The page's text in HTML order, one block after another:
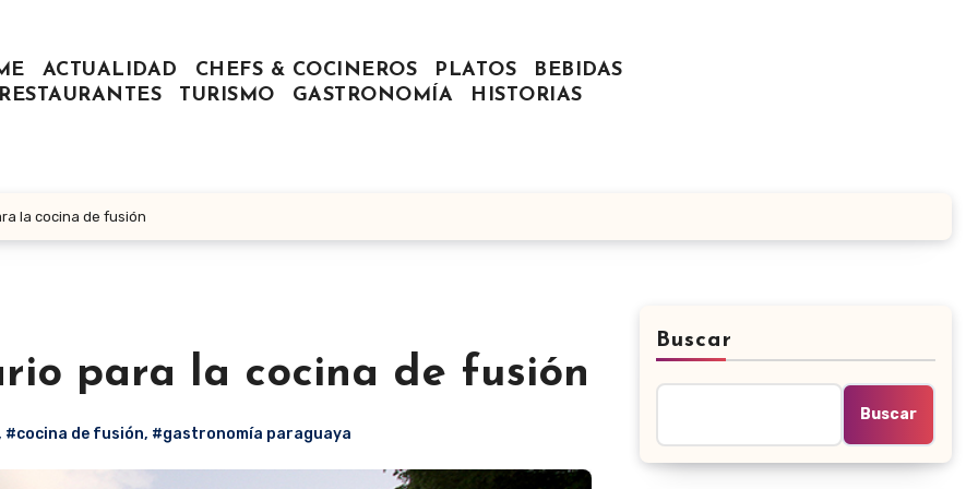
ACTUALIDAD CHEFS & COCINEROS PLATOS
BEBIDAS
RESTAURANTES
TURISMO GASTRONOMÍA HISTORIAS
la cocina de fusión
para la cocina de fusión
#cocina de fusión, #gastronomía paraguaya
Buscar
Buscar